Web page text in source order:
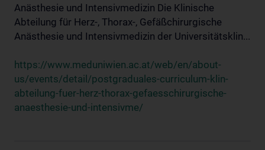
Anästhesie und Intensivmedizin Die Klinische
Abteilung für Herz-, Thorax-, Gefäßchirurgische
Anästhesie und Intensivmedizin der Universitätsklin...
https://www.meduniwien.ac.at/web/en/about-
us/events/detail/postgraduales-curriculum-klin-
abteilung-fuer-herz-thorax-gefaesschirurgische-
anaesthesie-und-intensivme/